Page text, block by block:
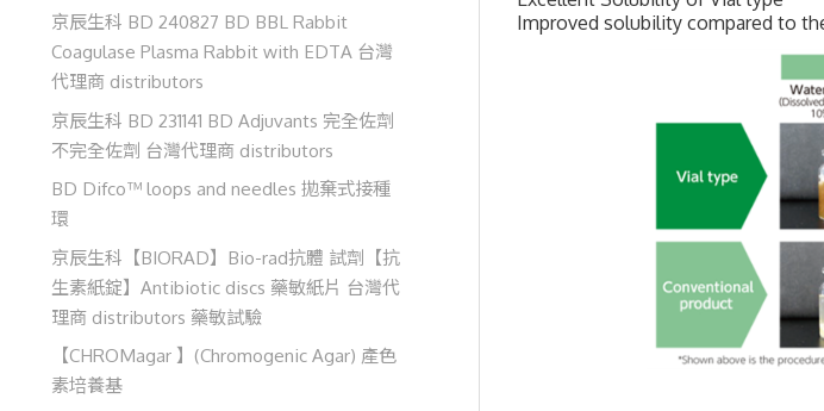
京辰生科 BD 240827 BD BBL Rabbit
Coagulase Plasma Rabbit with EDTA 台灣
代理商 distributors
京辰生科 BD 231141 BD Adjuvants 完全佐劑
不完全佐劑 台灣代理商 distributors
BD Difco™ loops and needles 拋棄式接種
環
京辰生科【BIORAD】Bio-rad抗體 試劑【抗
生素紙錠】Antibiotic discs 藥敏紙片 台灣代
理商 distributors 藥敏試驗
【CHROMagar 】(Chromogenic Agar) 產色
素培養基
Improved solubility compared to